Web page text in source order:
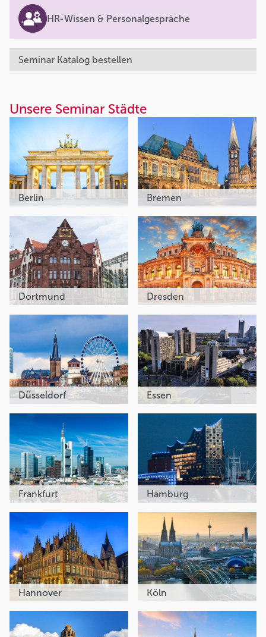
HR-Wissen & Personalgespräche
Seminar Katalog bestellen
Unsere Seminar Städte
Berlin Bremen
Dortmund Dresden
Düsseldorf Essen
Frankfurt Hamburg
Hannover Köln